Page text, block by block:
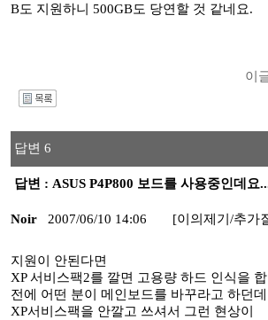
B도 지원하니 500GB도 당연할 것 같네요.
이
답변 6
답변 : ASUS P4P800 보드를 사용중인데요
Noir 2007/06/10 14:06 [이의제기/추가
지원이 안된다면
XP 서비스팩2를 깔면 고용량 하드 인식을
전에 어떤 분이 메인보드를 바꾸라고 하던데
XP서비스팩을 안깔고 쓰셔서 그런 현상이